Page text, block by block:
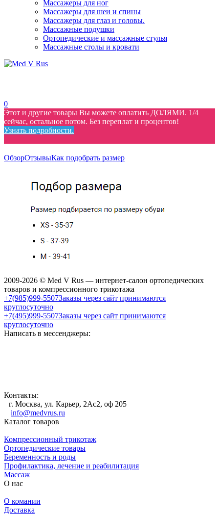
Массажеры для ног
Массажеры для шеи и спины
Массажеры для глаз и головы.
Массажные подушки
Ортопедические и массажные стулья
Массажные столы и кровати
0
Этот и другие товары Вы можете оплатить ДОЛЯМИ. 1/4
сейчас, остальное потом. Без переплат и процентов!
Узнать подробности.
ОбзорОтзывыКак подобрать размер
2009-2026 © Med V Rus — интернет-салон ортопедических
товаров и компрессионного трикотажа
+7(985)999-5507Заказы через сайт принимаются
круглосуточно
+7(495)999-5507Заказы через сайт принимаются
круглосуточно
Написать в мессенджеры:
Контакты:
г. Москва, ул. Карьер, 2Ас2, оф 205
info@medvrus.ru
Каталог товаров
Компрессионный трикотаж
Ортопедические товары
Беременность и роды
Профилактика, лечение и реабилитация
Массаж
О нас
О комании
Доставка